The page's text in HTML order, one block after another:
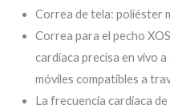
Correa de tela: poliéster
Correa para el pecho
cardíaca precisa en vivo
móviles compatibles a
La frecuencia cardíaca